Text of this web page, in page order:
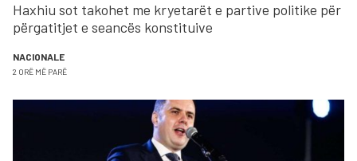
Haxhiu sot takohet me kryetarët e partive politike për
përgatitjet e seancës konstituive
NACIONALE
2 ORË MË PARË